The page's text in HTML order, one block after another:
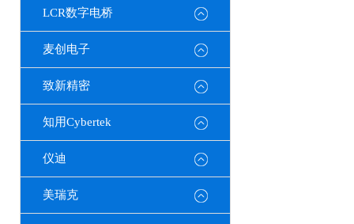
LCR数字电桥
麦创电子
致新精密
知用Cybertek
仪迪
美瑞克